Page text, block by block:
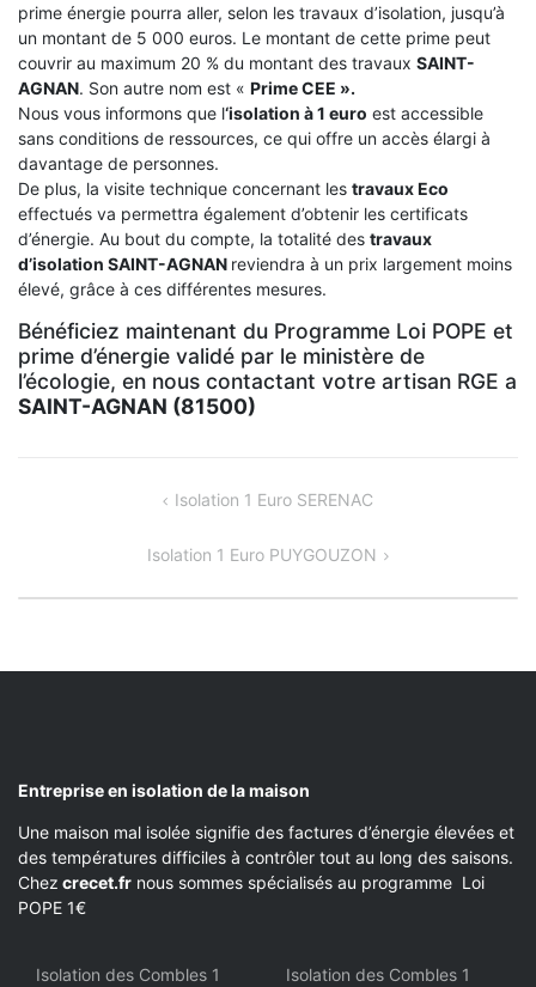
prime énergie pourra aller, selon les travaux d’isolation, jusqu’à
un montant de 5 000 euros. Le montant de cette prime peut
couvrir au maximum 20 % du montant des travaux SAINT-
AGNAN. Son autre nom est « Prime CEE ».
Nous vous informons que l‘isolation à 1 euro est accessible
sans conditions de ressources, ce qui offre un accès élargi à
davantage de personnes.
De plus, la visite technique concernant les travaux Eco
effectués va permettra également d’obtenir les certificats
d’énergie. Au bout du compte, la totalité des travaux
d’isolation SAINT-AGNAN reviendra à un prix largement moins
élevé, grâce à ces différentes mesures.
Bénéficiez maintenant du Programme Loi POPE et
prime d’énergie validé par le ministère de
l’écologie, en nous contactant votre artisan RGE a
SAINT-AGNAN (81500)
Isolation 1 Euro SERENAC
Isolation 1 Euro PUYGOUZON
Entreprise en isolation de la maison
Une maison mal isolée signifie des factures d’énergie élevées et
des températures difficiles à contrôler tout au long des saisons.
Chez crecet.fr nous sommes spécialisés au programme Loi
POPE 1€
Isolation des Combles 1 Isolation des Combles 1